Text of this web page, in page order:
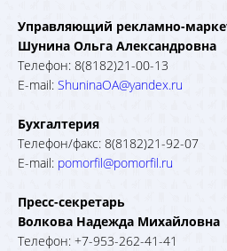
Управляющий рекламно-
Шунина Ольга Александровна
Телефон: 8(8182)21-00-13
E-mail: ShuninaOA@yandex.ru
Бухгалтерия
Телефон/факс: 8(8182)21-92-07
E-mail: pomorfil@pomorfil.ru
Пресс-секретарь
Волкова Надежда Михайловна
Телефон: +7-953-262-41-41